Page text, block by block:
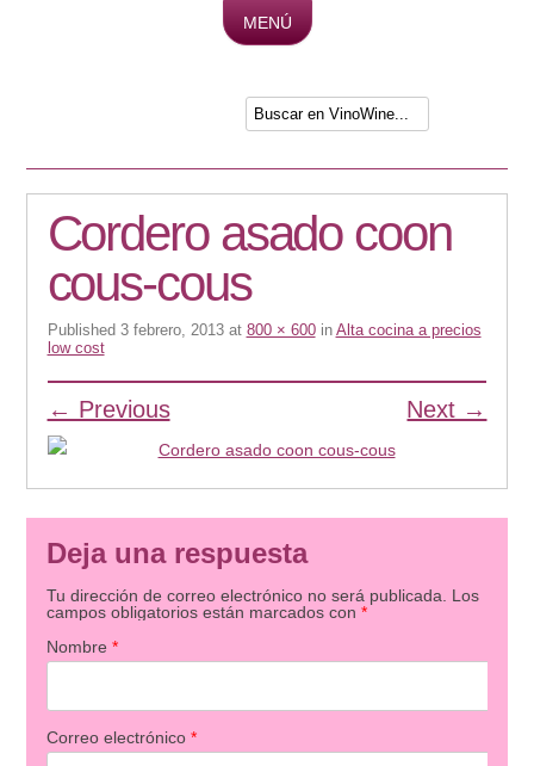
MENÚ
Cordero asado coon
cous-cous
Published 3 febrero, 2013at 800 × 600in Alta cocina a precios
low cost
← Previous Next →
Deja una respuesta
Tu dirección de correo electrónico no será publicada. Los
campos obligatorios están marcados con *
Nombre *
Correo electrónico *